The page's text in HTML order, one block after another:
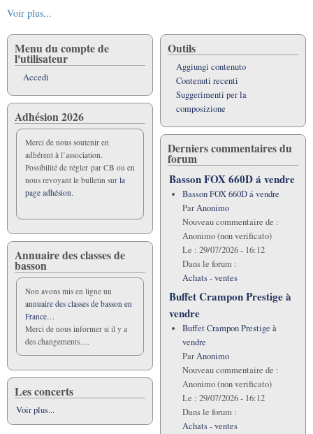
Voir plus...
Menu du compte de
l'utilisateur
Accedi
Adhésion 2026
Merci de nous soutenir en
adhérent à l’association.
Possibilité de régler par CB ou en
nous revoyant le bulletin sur la
page adhésion.
Annuaire des classes de
basson
Non avons mis en ligne un
annuaire des classes de basson en
France…
Merci de nous informer si il y a
des changements….
Les concerts
Voir plus...
Outils
Aggiungi contenuto
Contenuti recenti
Suggerimenti per la
composizione
Derniers commentaires du
forum
Basson FOX 660D á vendre
Basson FOX 660D á vendre
ParAnonimo
Nouveau commentaire de :
Anonimo (non verificato)
Le : 29/07/2026 - 16:12
Dans le forum :
Achats - ventes
Buffet Crampon Prestige à
vendre
Buffet Crampon Prestige à
vendre
ParAnonimo
Nouveau commentaire de :
Anonimo (non verificato)
Le : 29/07/2026 - 16:12
Dans le forum :
Achats - ventes